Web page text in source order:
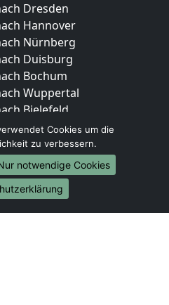
Dresden
Hannover
Nürnberg
Duisburg
Bochum
Wuppertal
Bielefeld
Bonn
Münster
Brasilien
Brunei Darussalam
Cookies um die
zu verbessern.
notwendige Cookies